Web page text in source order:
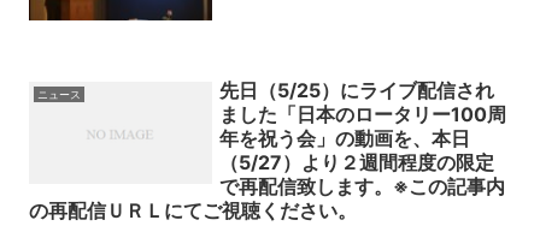
ニュース
先日（5/25）にライブ配信され
ました「日本のロータリー100周
年を祝う会」の動画を、本日
（5/27）より２週間程度の限定
で再配信致します。※この記事内
の再配信ＵＲＬにてご視聴ください。